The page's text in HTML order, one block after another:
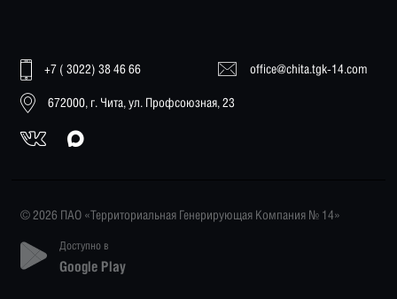
+7 ( 3022) 38 46 66 office@chita.tgk-14.com
672000, г. Чита, ул. Профсоюзная, 23
© 2026 ПАО «Территориальная Генерирующая Компания № 14»
Доступно в
Google Play